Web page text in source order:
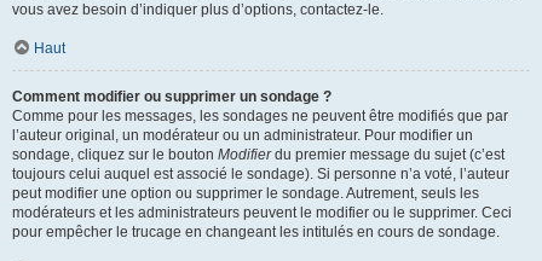
vous avez besoin d’indiquer plus d’options, contactez-le.
Haut
Comment modifier ou supprimer un sondage ?
Comme pour les messages, les sondages ne peuvent être modifiés que par
l’auteur original, un modérateur ou un administrateur. Pour modifier un
sondage, cliquez sur le bouton Modifierdu premier message du sujet (c’est
toujours celui auquel est associé le sondage). Si personne n’a voté, l’auteur
peut modifier une option ou supprimer le sondage. Autrement, seuls les
modérateurs et les administrateurs peuvent le modifier ou le supprimer. Ceci
pour empêcher le trucage en changeant les intitulés en cours de sondage.